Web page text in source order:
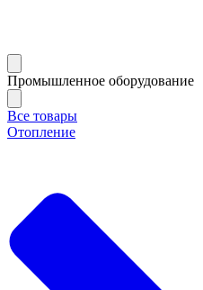
Промышленное оборудование
Все товары
Отопление